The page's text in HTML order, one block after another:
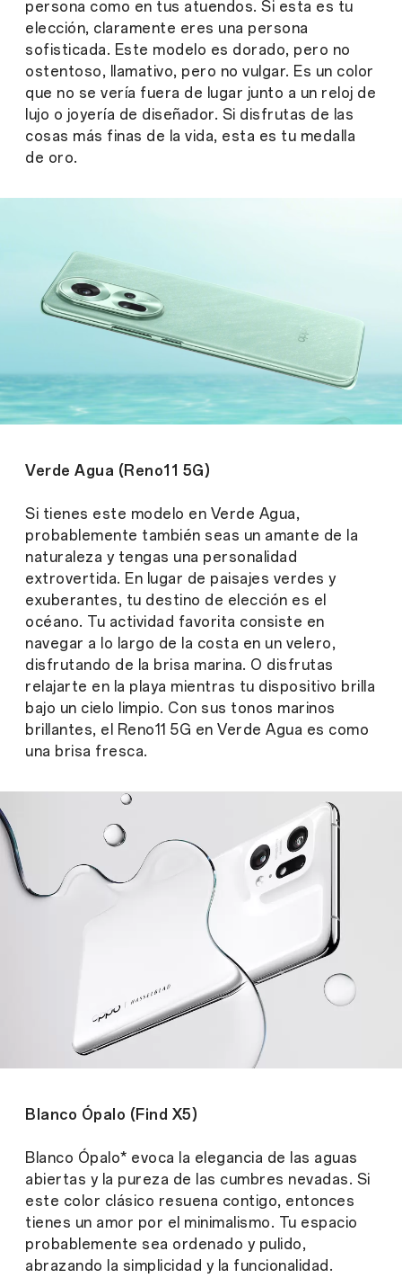
persona como en tus atuendos. Si esta es tu
elección, claramente eres una persona
sofisticada. Este modelo es dorado, pero no
ostentoso, llamativo, pero no vulgar. Es un color
que no se vería fuera de lugar junto a un reloj de
lujo o joyería de diseñador. Si disfrutas de las
cosas más finas de la vida, esta es tu medalla
de oro.
Verde Agua (Reno11 5G)
Si tienes este modelo en Verde Agua,
probablemente también seas un amante de la
naturaleza y tengas una personalidad
extrovertida. En lugar de paisajes verdes y
exuberantes, tu destino de elección es el
océano. Tu actividad favorita consiste en
navegar a lo largo de la costa en un velero,
disfrutando de la brisa marina. O disfrutas
relajarte en la playa mientras tu dispositivo brilla
bajo un cielo limpio. Con sus tonos marinos
brillantes, el Reno11 5G en Verde Agua es como
una brisa fresca.
Blanco Ópalo (Find X5)
Blanco Ópalo* evoca la elegancia de las aguas
abiertas y la pureza de las cumbres nevadas. Si
este color clásico resuena contigo, entonces
tienes un amor por el minimalismo. Tu espacio
probablemente sea ordenado y pulido,
abrazando la simplicidad y la funcionalidad.